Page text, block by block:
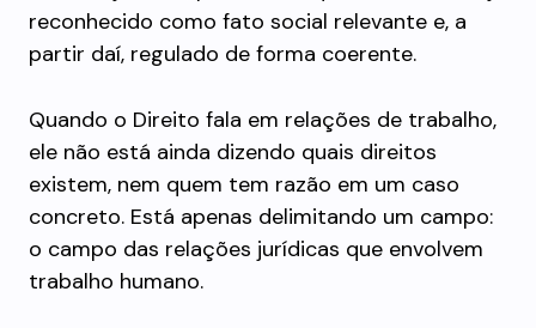
reconhecido como fato social relevante e, a
partir daí, regulado de forma coerente.
Quando o Direito fala em relações de trabalho,
ele não está ainda dizendo quais direitos
existem, nem quem tem razão em um caso
concreto. Está apenas delimitando um campo:
o campo das relações jurídicas que envolvem
trabalho humano.